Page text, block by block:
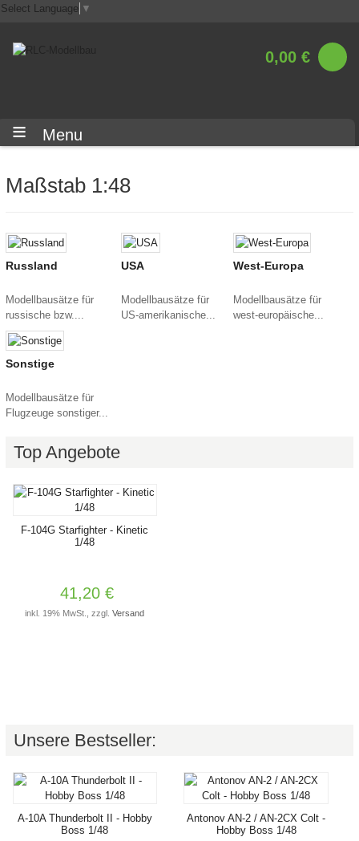
Select Language ▼
0,00 €
Menu
Maßstab 1:48
Russland
Modellbausätze für
russische bzw....
USA
Modellbausätze für
US-amerikanische...
West-Europa
Modellbausätze für
west-europäische...
Sonstige
Modellbausätze für
Flugzeuge sonstiger...
Top Angebote
F-104G Starfighter - Kinetic
1/48
41,20 €
inkl. 19% MwSt., zzgl.Versand
Unsere Bestseller:
A-10A Thunderbolt II - Hobby
Boss 1/48
Antonov AN-2 / AN-2CX Colt -
Hobby Boss 1/48